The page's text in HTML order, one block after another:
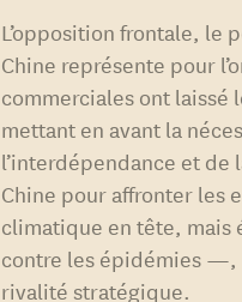
L’opposition frontale, le
Chine représente pour
commerciales ont laissé
mettant en avant la
l’interdépendance et de
Chine pour affronter les
climatique en tête, mais
contre les épidémies —,
rivalité stratégique.